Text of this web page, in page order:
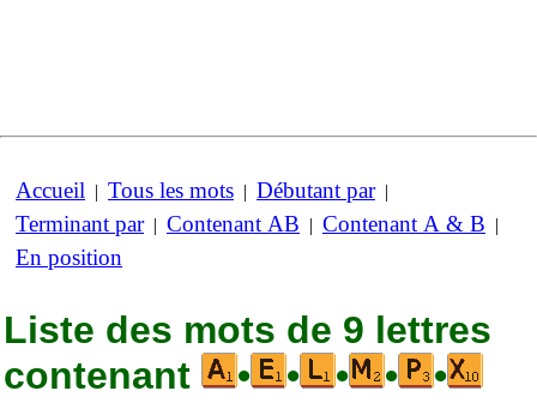
Accueil | Tous les mots | Débutant par|
Terminant par| Contenant AB | Contenant A & B |
En position
Liste des mots de 9 lettres
contenant
• • • • •